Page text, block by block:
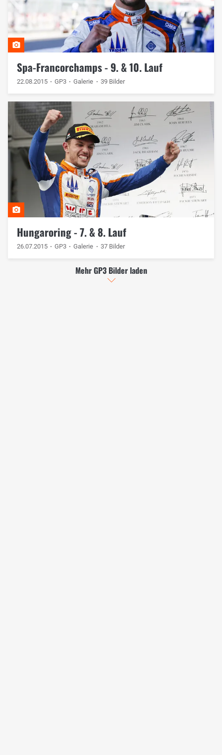
Spa-Francorchamps - 9. & 10. Lauf
22.08.2015 GP3 Galerie 39 Bilder
Hungaroring - 7. & 8. Lauf
26.07.2015 GP3 Galerie 37 Bilder
Mehr GP3 Bilder laden